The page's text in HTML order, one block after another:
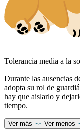
Tolerancia media a la
Durante las ausencias
adopta su rol de
hay que aislarlo y
tiempo.
Ver más Ver menos